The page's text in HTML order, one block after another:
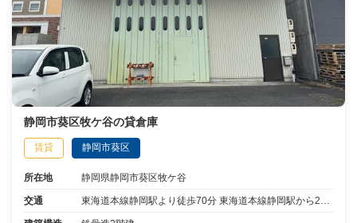
静岡市葵区牧ケ谷の貸倉庫
賃貸 静岡市葵区
所在地 静岡県静岡市葵区牧ケ谷
交通